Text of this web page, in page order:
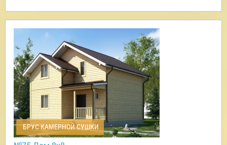
БРУС КАМЕРНОЙ СУШКИ